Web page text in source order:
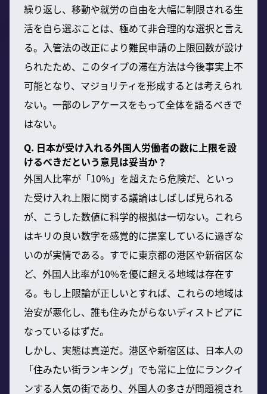
繰り返し、移動や就労の自由を大幅に制限される生
活を自ら選ぶことは、極めて非合理的な選択と言え
る。入管法の改正により難民申請の上限回数が設け
られたため、このタイプの滞在方法は今後事実上不
可能となり、マジョリティを形成するとは考えられ
ない。一部のレアケースをもって全体を語るべきで
はない。
Q. 日本が受け入れる外国人労働者の数に上限を設
けるべきだという意見は妥当か？
外国人比率が「10%」を超えたら危険だ、といっ
た受け入れ上限に関する議論はしばしば見られる
が、こうした数値に科学的根拠は一切ない。これら
はキリの良い数字を感覚的に提案しているに過ぎな
いのが実情である。すでに東京都の港区や新宿区な
ど、外国人比率が10%を優に超える地域は存在す
る。もし上限論が正しいとすれば、これらの地域は
治安が悪化し、誰も住みたがらないディストピアに
なっているはずだ。
しかし、実態は真逆だ。港区や新宿区は、日本人の
「住みたい街ランキング」でも常に上位にランクイ
ンする人気の街であり、外国人の多さが問題視され